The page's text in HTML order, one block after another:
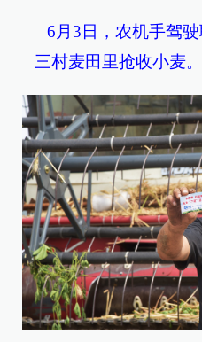
6月3日，农机手驾
三村麦田里抢收小麦